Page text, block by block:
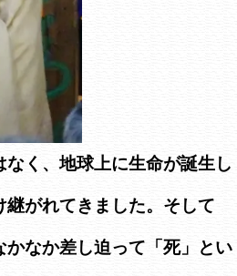
なく、地球上に生命が誕生し
がれてきました。そして
なか差し迫って「死」とい